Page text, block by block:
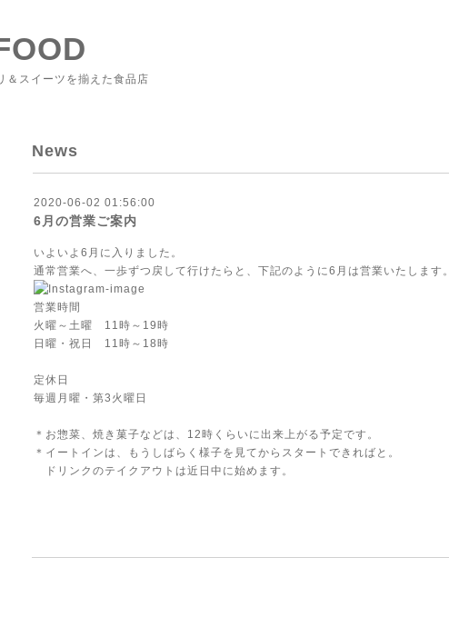
＆スイーツを揃えた食品店
News
2020-06-02 01:56:00
6月の営業ご案内
いよいよ6月に入りました。
通常営業へ、一歩ずつ戻して行けたらと、下記のように6月は営業いたします。
営業時間
火曜～土曜 11時～19時
日曜・祝日 11時～18時
定休日
毎週月曜・第3火曜日
＊お惣菜、焼き菓子などは、12時くらいに出来上がる予定です。
＊イートインは、もうしばらく様子を見てからスタートできればと。
ドリンクのテイクアウトは近日中に始めます。